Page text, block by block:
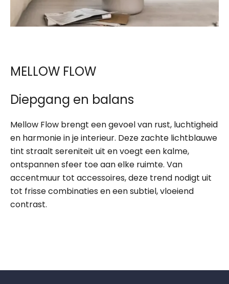
MELLOW FLOW
Diepgang en balans
Mellow Flow brengt een gevoel van rust, luchtigheid
en harmonie in je interieur. Deze zachte lichtblauwe
tint straalt sereniteit uit en voegt een kalme,
ontspannen sfeer toe aan elke ruimte. Van
accentmuur tot accessoires, deze trend nodigt uit
tot frisse combinaties en een subtiel, vloeiend
contrast.